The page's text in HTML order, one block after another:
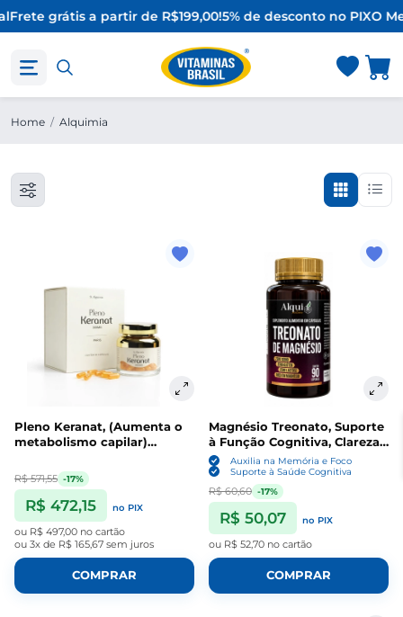
Frete grátis a partir de R$199,00!5% de desconto no PIXO
Home / Alquimia
Pleno Keranat, (Aumenta o
metabolismo capilar)
Alquimia
R$ 571,55 -17%
R$ 472,15 no PIX
ou R$ 497,00 no cartão
ou 3x de R$ 165,67 sem juros
COMPRAR
Magnésio Treonato, Suporte
à Função Cognitiva, Clareza
Mental e Saúde Neural, 90
Cápsulas, Alquimia
Auxilia na Memória e Foco
Suporte à Saúde Cognitiva
R$ 60,60 -17%
R$ 50,07 no PIX
ou R$ 52,70 no cartão
COMPRAR